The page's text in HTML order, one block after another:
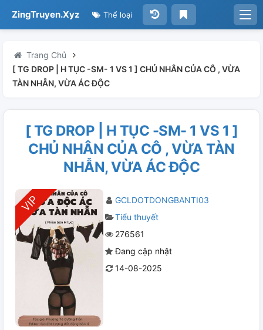
ZingTruyen.Xyz Thể loại
Trang Chủ
[ TG DROP | H TỤC -SM- 1 VS 1 ] CHỦ NHÂN CỦA CÔ , VỪA
TÀN NHẪN, VỪA ÁC ĐỘC
[ TG DROP | H TỤC -SM- 1 VS 1 ]
CHỦ NHÂN CỦA CÔ , VỪA TÀN
NHẪN, VỪA ÁC ĐỘC
GCLDOTDONGBANTI03
Tiểu thuyết
276561
Đang cập nhật
14-08-2025